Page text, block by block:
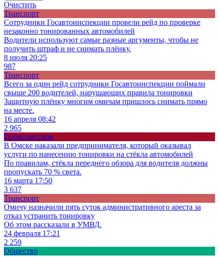
Очистить
Транспорт
Сотрудники Госавтоинспекции провели рейд по проверке
незаконно тонированных автомобилей
Водители используют самые разные аргументы, чтобы не
получить штраф и не снимать плёнку.
8 июля 20:25
987
Транспорт
Всего за один рейд сотрудники Госавтоинспекции поймали
свыше 200 водителей, нарушающих правила тонировки
Защитную плёнку многим омичам пришлось снимать прямо
на месте.
16 апреля 08:42
2 965
Происшествия
В Омске наказали предпринимателя, который оказывал
услуги по нанесению тонировки на стёкла автомобилей
По правилам, стёкла переднего обзора для водителя должны
пропускать 70 % света.
16 марта 17:50
3 637
Транспорт
Омичу назначили пять суток административного ареста за
отказ устранить тонировку
Об этом рассказали в УМВД.
24 февраля 17:21
2 259
Общество